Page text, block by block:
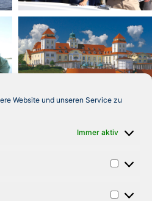
Website und unseren Service zu
Immer aktiv